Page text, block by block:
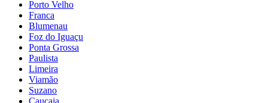
Porto Velho
Franca
Blumenau
Foz do Iguaçu
Ponta Grossa
Paulista
Limeira
Viamão
Suzano
Caucaia